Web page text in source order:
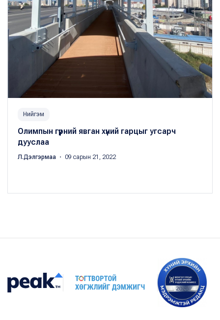
Нийгэм
Олимпын гүүрний явган хүний гарцыг угсарч
дууслаа
Л.Дэлгэрмаа ・ 09 сарын 21, 2022